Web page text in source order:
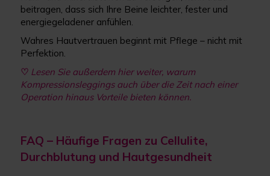
beitragen, dass sich Ihre Beine leichter, fester und
energiegeladener anfühlen.
Wahres Hautvertrauen beginnt mit Pflege – nicht mit
Perfektion.
♡ Lesen Sie außerdem hier weiter, warum
Kompressionsleggings auch über die Zeit nach einer
Operation hinaus Vorteile bieten können.
FAQ – Häufige Fragen zu Cellulite,
Durchblutung und Hautgesundheit